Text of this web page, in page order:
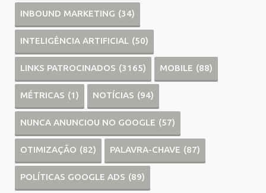
INBOUND MARKETING (34)
INTELIGÊNCIA ARTIFICIAL (50)
LINKS PATROCINADOS (3165) MOBILE (88)
MÉTRICAS (1) NOTÍCIAS (94)
NUNCA ANUNCIOU NO GOOGLE (57)
OTIMIZAÇÃO (82) PALAVRA-CHAVE (87)
POLÍTICAS GOOGLE ADS (89)